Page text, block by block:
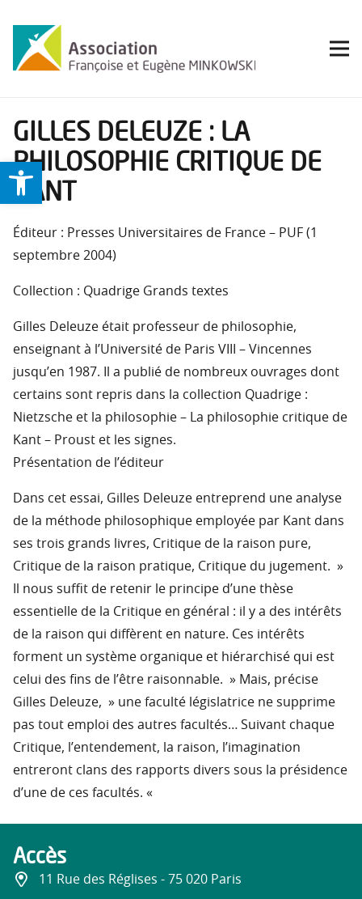
Ouvrir la barre d’outils
GILLES DELEUZE : LA
PHILOSOPHIE CRITIQUE DE
KANT
Éditeur : Presses Universitaires de France – PUF (1
septembre 2004)
Collection : Quadrige Grands textes
Gilles Deleuze était professeur de philosophie,
enseignant à l’Université de Paris VIII – Vincennes
jusqu’en 1987. Il a publié de nombreux ouvrages dont
certains sont repris dans la collection Quadrige :
Nietzsche et la philosophie – La philosophie critique de
Kant – Proust et les signes.
Présentation de l’éditeur
Dans cet essai, Gilles Deleuze entreprend une analyse
de la méthode philosophique employée par Kant dans
ses trois grands livres, Critique de la raison pure,
Critique de la raison pratique, Critique du jugement. »
Il nous suffit de retenir le principe d’une thèse
essentielle de la Critique en général : il y a des intérêts
de la raison qui diffèrent en nature. Ces intérêts
forment un système organique et hiérarchisé qui est
celui des fins de l’être raisonnable. » Mais, précise
Gilles Deleuze, » une faculté législatrice ne supprime
pas tout emploi des autres facultés… Suivant chaque
Critique, l’entendement, la raison, l’imagination
entreront clans des rapports divers sous la présidence
d’une de ces facultés. «
Accès
11 Rue des Réglises - 75 020 Paris